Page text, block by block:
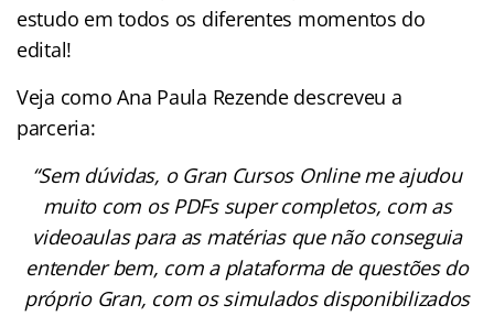
estudo em todos os diferentes momentos do
edital!
Veja como Ana Paula Rezende descreveu a
parceria:
“Sem dúvidas, o Gran Cursos Online me ajudou
muito com os PDFs super completos, com as
videoaulas para as matérias que não conseguia
entender bem, com a plataforma de questões do
próprio Gran, com os simulados disponibilizados